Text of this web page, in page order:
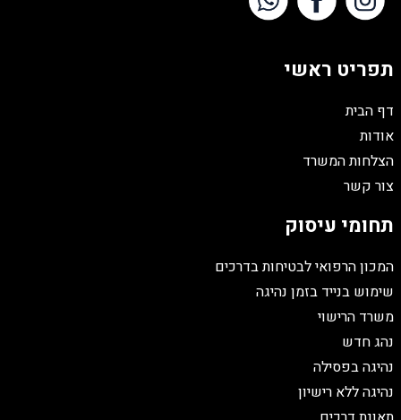
תפריט ראשי
דף הבית
אודות
הצלחות המשרד
צור קשר
תחומי עיסוק
המכון הרפואי לבטיחות בדרכים
שימוש בנייד בזמן נהיגה
משרד הרישוי
נהג חדש
נהיגה בפסילה
נהיגה ללא רישיון